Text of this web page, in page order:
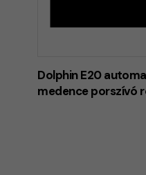
Dolphin E20
medence porszívó